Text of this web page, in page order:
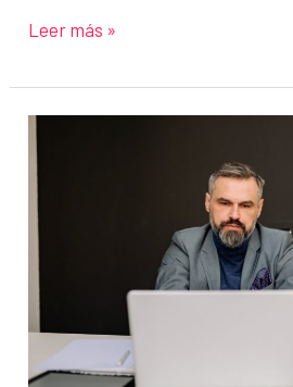
Estrategias
implementar
la
transformación
digital
las
Leer más »